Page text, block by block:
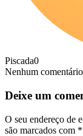
Piscada0
Nenhum comentário
Deixe um
O seu endereço de
são marcados com *